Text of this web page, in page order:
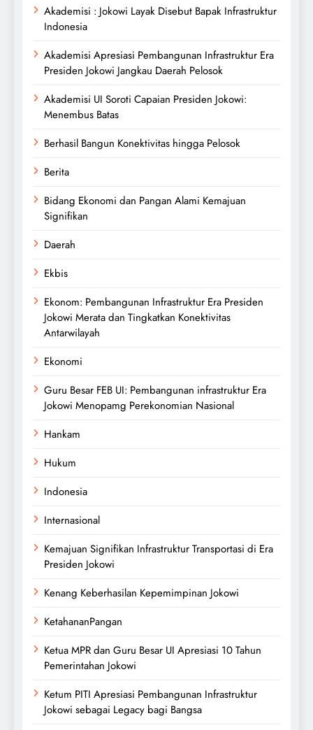
Akademisi : Jokowi Layak Disebut Bapak Infrastruktur
Indonesia
Akademisi Apresiasi Pembangunan Infrastruktur Era
Presiden Jokowi Jangkau Daerah Pelosok
Akademisi UI Soroti Capaian Presiden Jokowi:
Menembus Batas
Berhasil Bangun Konektivitas hingga Pelosok
Berita
Bidang Ekonomi dan Pangan Alami Kemajuan
Signifikan
Daerah
Ekbis
Ekonom: Pembangunan Infrastruktur Era Presiden
Jokowi Merata dan Tingkatkan Konektivitas
Antarwilayah
Ekonomi
Guru Besar FEB UI: Pembangunan infrastruktur Era
Jokowi Menopamg Perekonomian Nasional
Hankam
Hukum
Indonesia
Internasional
Kemajuan Signifikan Infrastruktur Transportasi di Era
Presiden Jokowi
Kenang Keberhasilan Kepemimpinan Jokowi
KetahananPangan
Ketua MPR dan Guru Besar UI Apresiasi 10 Tahun
Pemerintahan Jokowi
Ketum PITI Apresiasi Pembangunan Infrastruktur
Jokowi sebagai Legacy bagi Bangsa